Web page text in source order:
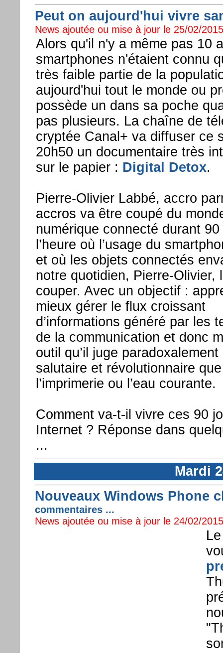
Peut on aujourd'hui vivre
News ajoutée ou mise à jour le 25/02/
Alors qu'il n'y a même pas 10
smartphones n'étaient connu
très faible partie de la
aujourd'hui tout le monde ou
possède un dans sa poche
pas plusieurs. La chaîne de
cryptée Canal+ va diffuser ce
20h50 un documentaire très
sur le papier : Digital Detox.
Pierre-Olivier Labbé, accro
accros va être coupé du
numérique connecté durant
l’heure où l’usage du
et où les objets connectés
notre quotidien, Pierre-Olivier,
couper. Avec un objectif :
mieux gérer le flux croissant
d’informations généré par les
de la communication et donc
outil qu’il juge paradoxalement
salutaire et révolutionnaire que
l’imprimerie ou l’eau courante.
Comment va-t-il vivre ces 90
Internet ? Réponse dans
...
Mardi
Nouveaux Windows Phone
commentaires ...
News ajoutée ou mise à jour le 24/02/